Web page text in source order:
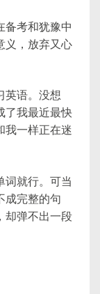
备考和犹豫中
，放弃又心
英语。没想
了我最近最快
我一样正在迷
词就行。可当
成完整的句
却弹不出一段